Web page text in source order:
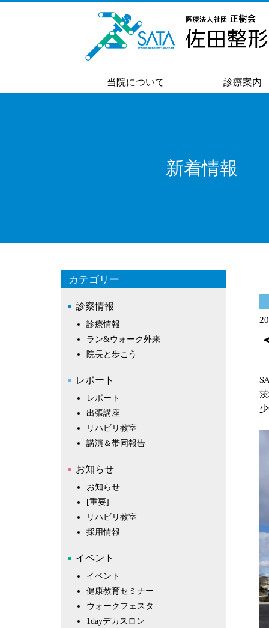
当院について 診療案内
新着情報
カテゴリー
診察情報
診療情報
ラン&ウォーク外来
院長と歩こう
レポート
レポート
出張講座
リハビリ教室
講演＆帯同報告
お知らせ
お知らせ
[重要]
リハビリ教室
採用情報
イベント
イベント
健康教育セミナー
ウォークフェスタ
1dayデカスロン